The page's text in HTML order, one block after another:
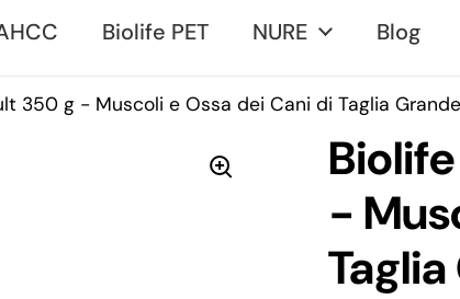
Biolife PET NURE Blog
350 g - Muscoli e Ossa dei Cani di Taglia Grande
-